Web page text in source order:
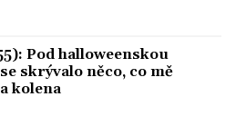
Pod halloweenskou
skrývalo něco, co mě
kolena